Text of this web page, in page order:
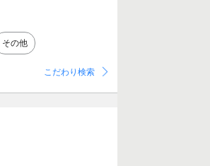
その他
こだわり検索